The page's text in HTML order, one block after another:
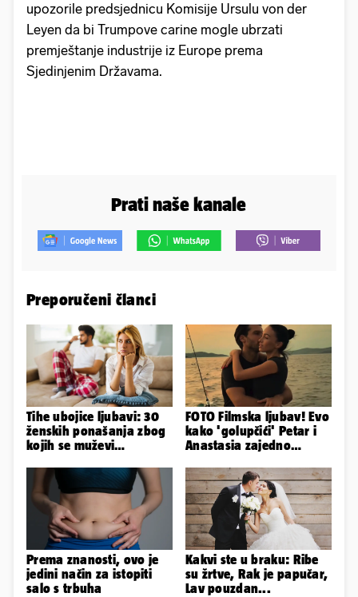
upozorile predsjednicu Komisije Ursulu von der
Leyen da bi Trumpove carine mogle ubrzati
premještanje industrije iz Europe prema
Sjedinjenim Državama.
Prati naše kanale
Preporučeni članci
Tihe ubojice ljubavi: 30
ženskih ponašanja zbog
kojih se muževi
FOTO Filmska ljubav! Evo
kako 'golupčići' Petar i
Anastasia zajedno
Prema znanosti, ovo je
jedini način za istopiti
salo s trbuha
Kakvi ste u braku: Ribe
su žrtve, Rak je papučar,
Lav pouzdan...